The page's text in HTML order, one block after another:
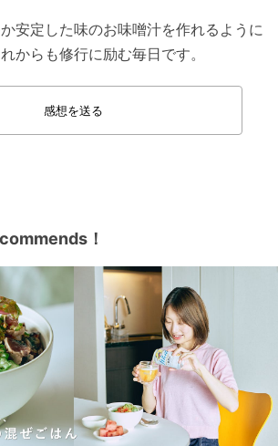
安定した味のお味噌汁を作れるように
からも修行に励む毎日です。
感想を送る
！